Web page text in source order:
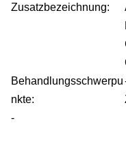
Zusatzbezeichnung:
Behandlungsschwerpu
nkte:
-